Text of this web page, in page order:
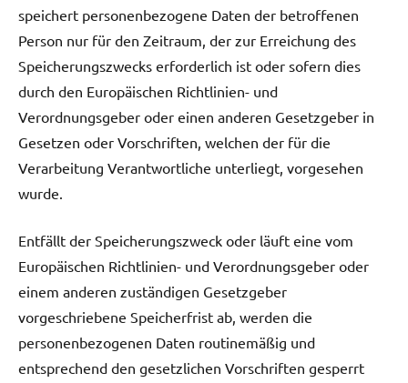
speichert personenbezogene Daten der betroffenen
Person nur für den Zeitraum, der zur Erreichung des
Speicherungszwecks erforderlich ist oder sofern dies
durch den Europäischen Richtlinien- und
Verordnungsgeber oder einen anderen Gesetzgeber in
Gesetzen oder Vorschriften, welchen der für die
Verarbeitung Verantwortliche unterliegt, vorgesehen
wurde.
Entfällt der Speicherungszweck oder läuft eine vom
Europäischen Richtlinien- und Verordnungsgeber oder
einem anderen zuständigen Gesetzgeber
vorgeschriebene Speicherfrist ab, werden die
personenbezogenen Daten routinemäßig und
entsprechend den gesetzlichen Vorschriften gesperrt